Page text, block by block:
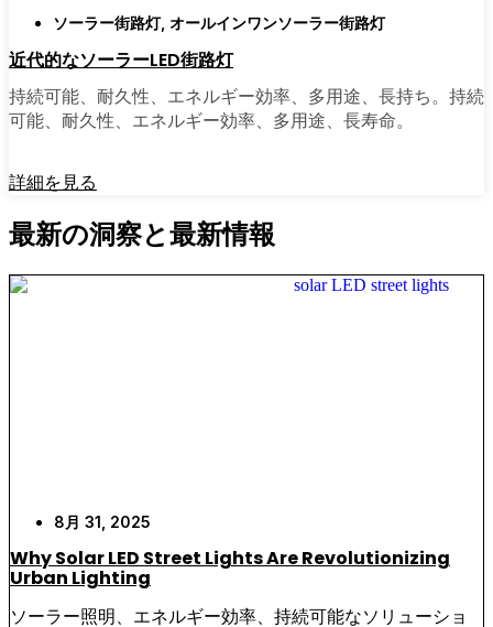
ソーラー街路灯, オールインワンソーラー街路灯
近代的なソーラーLED街路灯
持続可能、耐久性、エネルギー効率、多用途、長持ち。持続
可能、耐久性、エネルギー効率、多用途、長寿命。
詳細を見る
最新の洞察と最新情報
8月 31, 2025
Why Solar LED Street Lights Are Revolutionizing
Urban Lighting
ソーラー照明、エネルギー効率、持続可能なソリューショ